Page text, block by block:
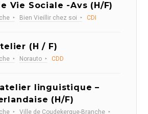
Vie Sociale -Avs (H/F)
Bien Vieillir chez soi CDI
(H / F)
Norauto CDD
linguistique –
(H/F)
Ville de Coudekerque-Branche